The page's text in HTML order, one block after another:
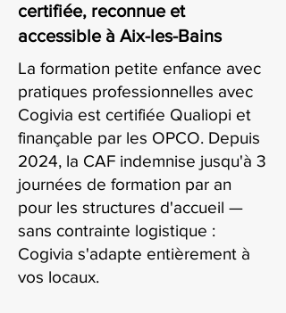
certifiée, reconnue et
accessible à Aix-les-Bains
La formation petite enfance avec
pratiques professionnelles avec
Cogivia est certifiée Qualiopi et
finançable par les OPCO. Depuis
2024, la CAF indemnise jusqu'à 3
journées de formation par an
pour les structures d'accueil —
sans contrainte logistique :
Cogivia s'adapte entièrement à
vos locaux.